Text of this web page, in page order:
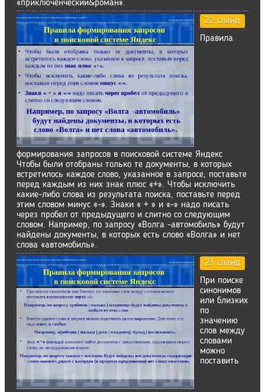
«приключенческий&роман».
22 слайд
Правила
формирования запросов в поисковой системе Яндекс
Чтобы были отобраны только те документы, в которых
встретилось каждое слово, указанное в запросе, поставьте
перед каждым из них знак плюс «+». Чтобы исключить
какие-либо слова из результата поиска, поставьте перед
этим словом минус «-». Знаки « + » и «-» надо писать
через пробел от предыдущего и слитно со следующим
словом. Например, по запросу «Волга -автомобиль» будут
найдены документы, в которых есть слово «Волга» и нет
слова «автомобиль».
23 слайд
При поиске
синонимов
или близких
по
значению
слов между
словами
можно
поставить